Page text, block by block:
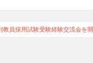
教員採用試験受験経験交流会を